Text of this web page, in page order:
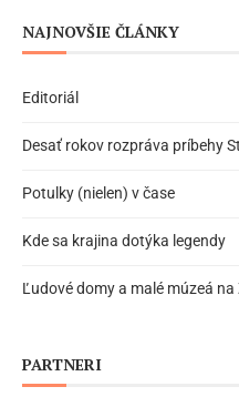
NAJNOVŠIE ČLÁNKY
Editoriál
Desať rokov rozpráva príbehy
Potulky (nielen) v čase
Kde sa krajina dotýka legendy
Ľudové domy a malé múzeá na
PARTNERI